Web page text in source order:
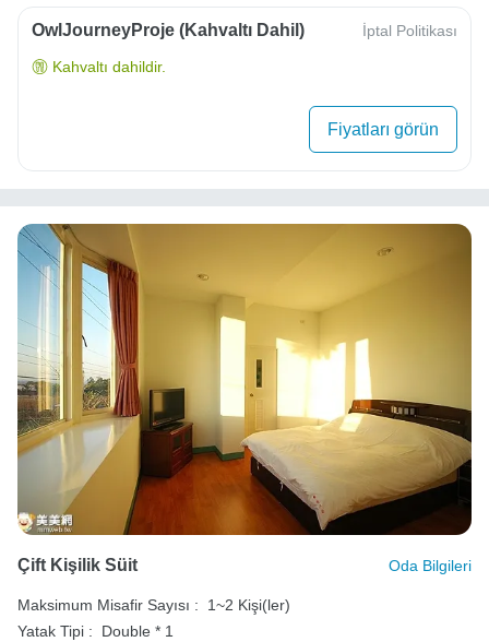
OwlJourneyProje (Kahvaltı Dahil) İptal Politikası
Kahvaltı dahildir.
Fiyatları görün
Çift Kişilik Süit Oda Bilgileri
Maksimum Misafir Sayısı :
1~2 Kişi(ler)
Yatak Tipi :
Double * 1